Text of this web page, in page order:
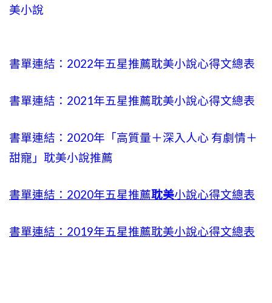
美小說
書單連結：2022年五星推薦耽美小說心得文總表
書單連結：2021年五星推薦耽美小說心得文總表
書單連結：2020年「高質量＋深入人心 有劇情＋
甜寵」耽美小說推薦
書單連結：2020年五星推薦耽美小說心得文總表
書單連結：2019年五星推薦耽美小說心得文總表